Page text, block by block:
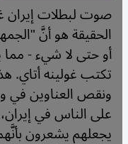
صوت لبطلات إيران
الحقيقة هو أنَّ
أو حتى لا شيء -
تكتب غولينه أتاي.
ونقص العناوين في
على الناس في
يجعلهم يشعرون